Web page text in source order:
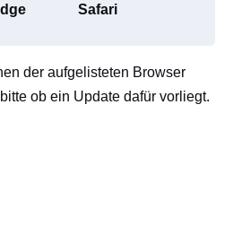
Safari
der aufgelisteten Browser
ob ein Update dafür vorliegt.